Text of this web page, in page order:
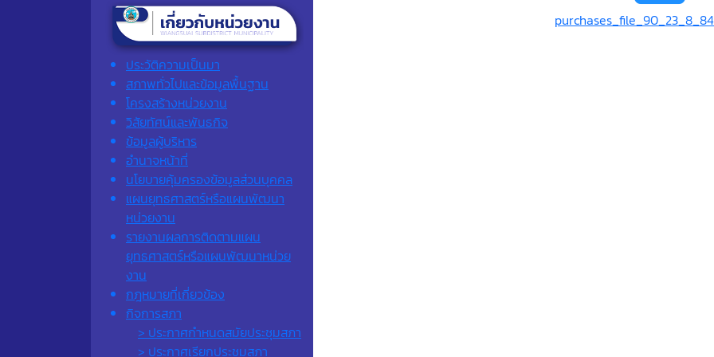
ประวัติความเป็นมา
สภาพทั่วไปและข้อมูลพื้นฐาน
โครงสร้างหน่วยงาน
วิสัยทัศน์และพันธกิจ
ข้อมูลผู้บริหาร
อำนาจหน้าที่
นโยบายคุ้มครองข้อมูลส่วนบุคคล
แผนยุทธศาสตร์หรือแผนพัฒนา
หน่วยงาน
รายงานผลการติดตามแผน
ยุทธศาสตร์หรือแผนพัฒนาหน่วย
งาน
กฎหมายที่เกี่ยวข้อง
กิจการสภา
> ประกาศกำหนดสมัยประชุมสภา
> ประกาศเรียกประชุมสภา